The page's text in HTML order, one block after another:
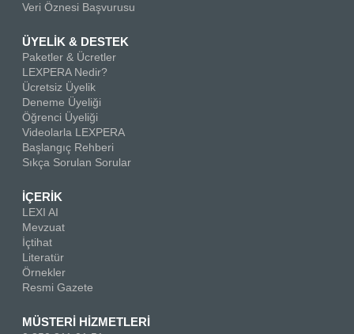
Veri Öznesi Başvurusu
ÜYELİK & DESTEK
Paketler & Ücretler
LEXPERA Nedir?
Ücretsiz Üyelik
Deneme Üyeliği
Öğrenci Üyeliği
Videolarla LEXPERA
Başlangıç Rehberi
Sıkça Sorulan Sorular
İÇERİK
LEXI AI
Mevzuat
İçtihat
Literatür
Örnekler
Resmi Gazete
MÜSTERİ HİZMETLERİ